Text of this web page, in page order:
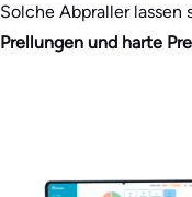
Solche Abpraller
Prellungen und harte